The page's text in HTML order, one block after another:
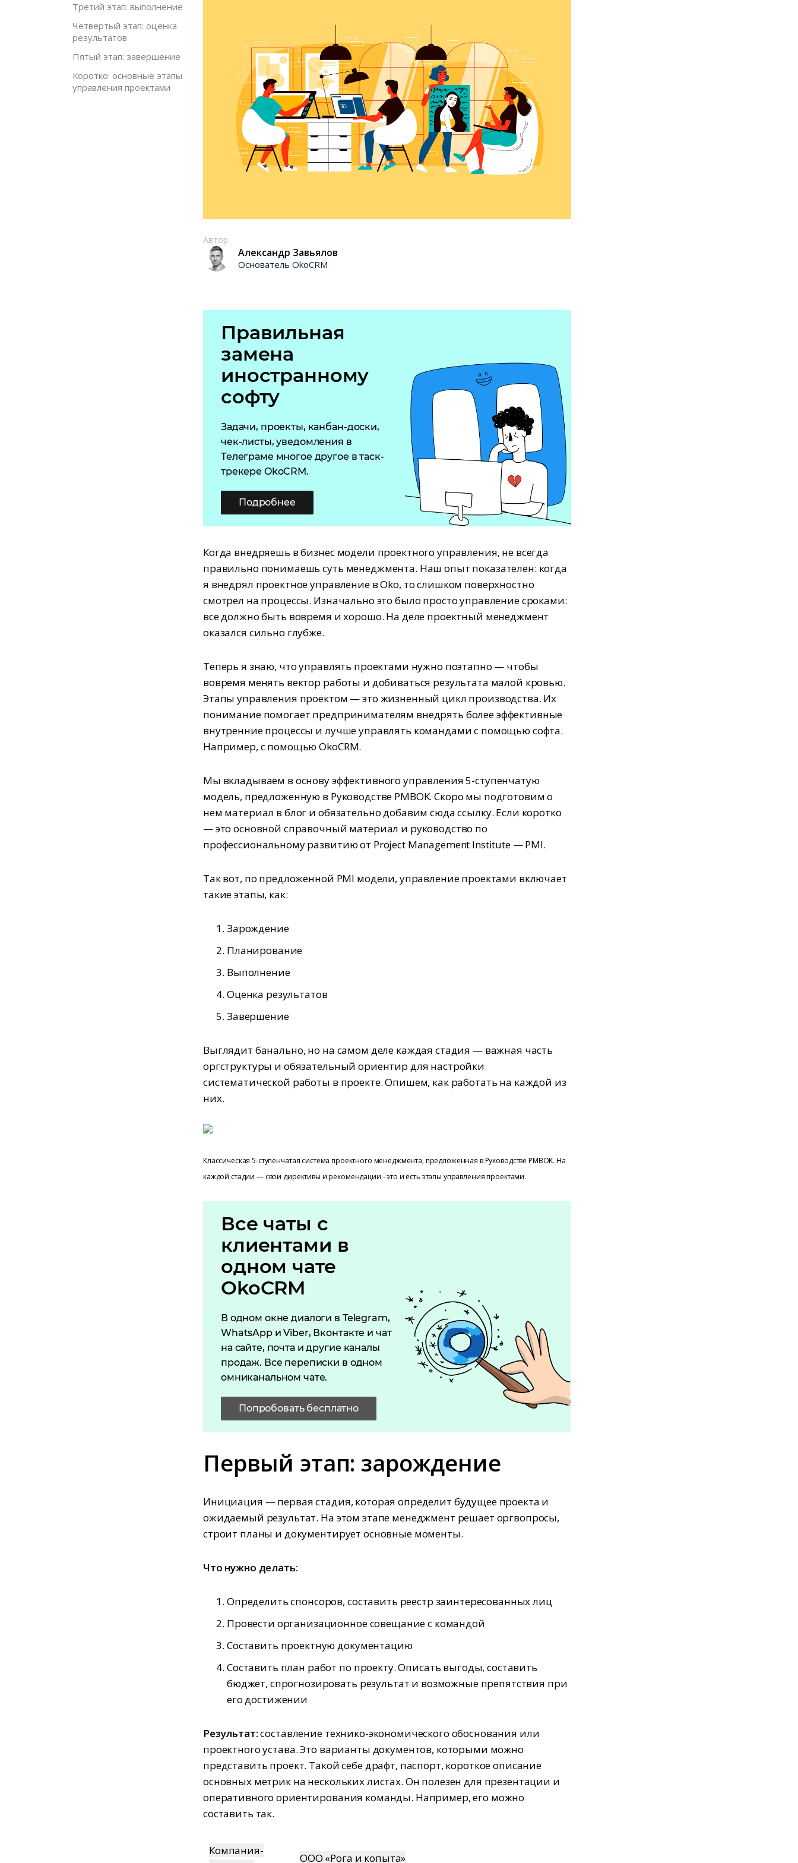
Третий этап: выполнение
Четвертый этап: оценка
результатов
Пятый этап: завершение
Коротко: основные этапы
управления проектами
Автор
Александр Завьялов
Основатель OkoCRM
Правильная
замена
иностранному
софту
Задачи, проекты, канбан-доски,
чек-листы, уведомления в
Телеграме многое другое в таск-
трекере OkoCRM.
Подробнее
Когда внедряешь в бизнес модели проектного управления, не всегда
правильно понимаешь суть менеджмента. Наш опыт показателен: когда
я внедрял проектное управление в Oko, то слишком поверхностно
смотрел на процессы. Изначально это было просто управление сроками:
все должно быть вовремя и хорошо. На деле проектный менеджмент
оказался сильно глубже.
Теперь я знаю, что управлять проектами нужно поэтапно — чтобы
вовремя менять вектор работы и добиваться результата малой кровью.
Этапы управления проектом — это жизненный цикл производства. Их
понимание помогает предпринимателям внедрять более эффективные
внутренние процессы и лучше управлять командами с помощью софта.
Например, с помощью OkoCRM.
Мы вкладываем в основу эффективного управления 5-ступенчатую
модель, предложенную в Руководстве PMBOK. Скоро мы подготовим о
нем материал в блог и обязательно добавим сюда ссылку. Если коротко
— это основной справочный материал и руководство по
профессиональному развитию от Project Management Institute — PMI.
Так вот, по предложенной PMI модели, управление проектами включает
такие этапы, как:
Зарождение
Планирование
Выполнение
Оценка результатов
Завершение
Выглядит банально, но на самом деле каждая стадия — важная часть
оргструктуры и обязательный ориентир для настройки
систематической работы в проекте. Опишем, как работать на каждой из
них.
Классическая 5-ступенчатая система проектного менеджмента, предложенная в Руководстве PMBOK. На
каждой стадии — свои директивы и рекомендации - это и есть этапы управления проектами.
Все чаты с
клиентами в
одном чате
OkoCRM
В одном окне диалоги в Telegram,
WhatsApp и Viber, Вконтакте и чат
на сайте, почта и другие каналы
продаж. Все переписки в одном
омниканальном чате.
Попробовать бесплатно
Первый этап: зарождение
Инициация — первая стадия, которая определит будущее проекта и
ожидаемый результат. На этом этапе менеджмент решает оргвопросы,
строит планы и документирует основные моменты.
Что нужно делать:
Определить спонсоров, составить реестр заинтересованных лиц
Провести организационное совещание с командой
Составить проектную документацию
Составить план работ по проекту. Описать выгоды, составить
бюджет, спрогнозировать результат и возможные препятствия при
его достижении
Результат:составление технико-экономического обоснования или
проектного устава. Это варианты документов, которыми можно
представить проект. Такой себе драфт, паспорт, короткое описание
основных метрик на нескольких листах. Он полезен для презентации и
оперативного ориентирования команды. Например, его можно
составить так.
Компания-
ООО «Рога и копыта»